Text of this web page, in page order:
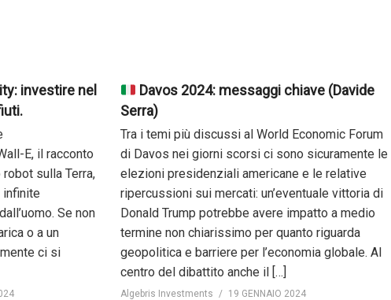
investire nel
E, il racconto
robot sulla Terra,
Se non
o a un
ci si
Davos 2024: messaggi chiave (Davide
Serra)
Tra i temi più discussi al World Economic Forum
di Davos nei giorni scorsi ci sono sicuramente le
elezioni presidenziali americane e le relative
ripercussioni sui mercati: un’eventuale vittoria di
Donald Trump potrebbe avere impatto a medio
termine non chiarissimo per quanto riguarda
geopolitica e barriere per l’economia globale. Al
centro del dibattito anche il […]
Algebris Investments 19 GENNAIO 2024